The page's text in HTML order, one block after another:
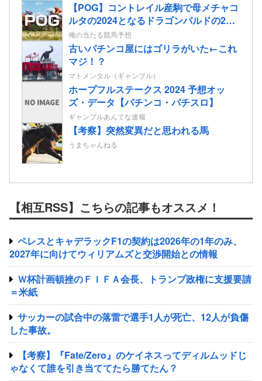
【POG】コントレイル産駒で母メチャコ
ルタの2024となるドラゴンバルドの2歳
情報
俺の当たる競馬予想
古いパチンコ屋にはゴリラがいた←これ
マジ！？
マトメンタル（ギャンブル）
ホープフルステークス 2024 予想オッ
ズ・データ【パチンコ・パチスロ】
ギャンブルあんてな速報
【考察】突然変異だと思われる馬
うまちゃんねる
【相互RSS】こちらの記事もオススメ！
ペレスとキャデラックF1の契約は2026年の1年のみ、
2027年に向けてウィリアムズと交渉開始との情報
Ｗ杯計画頓挫のＦＩＦＡ会長、トランプ政権に支援要請
＝米紙
サッカーの試合中の落雷で選手1人が死亡、12人が負傷
した事故。
【考察】『Fate/Zero』のケイネスってディルムッドじ
ゃなくて誰を引き当ててたら勝てたん？